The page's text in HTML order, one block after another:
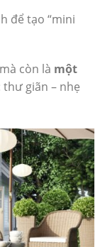
để tạo “mini
còn là một
thư giãn – nhẹ